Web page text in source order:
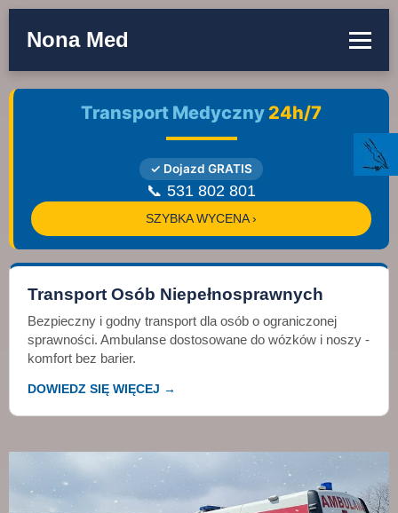
Nona Med
Transport Medyczny 24h/7
✓ Dojazd GRATIS
📞 531 802 801
SZYBKA WYCENA ›
Transport Osób Niepełnosprawnych
Bezpieczny i godny transport dla osób o ograniczonej
sprawności. Ambulanse dostosowane do wózków i noszy -
komfort bez barier.
DOWIEDZ SIĘ WIĘCEJ →